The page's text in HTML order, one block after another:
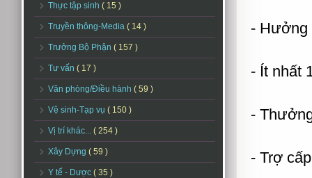
Thực tập sinh ( 15 )
Truyền thông-Media ( 14 )
Trưởng Bộ Phận ( 157 )
Tư vấn ( 17 )
Văn phòng/Điều hành ( 59 )
Vệ sinh-Tạp vụ ( 150 )
Vị trí khác... ( 254 )
Xây Dựng ( 59 )
Y tế - Dược ( 35 )
- Hưởng
- Ít nhất
-
- Trợ